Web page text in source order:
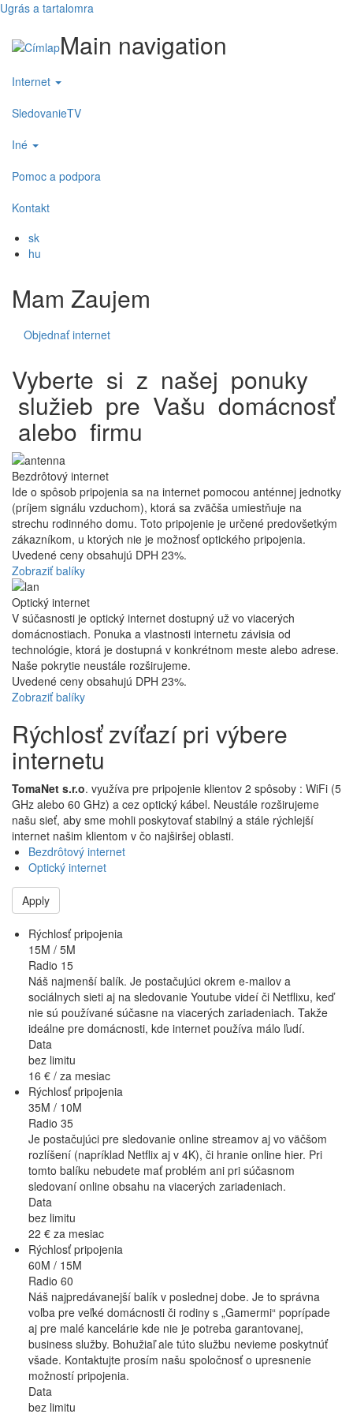
Ugrás a tartalomra
Main navigation
Internet
SledovanieTV
Iné
Pomoc a podpora
Kontakt
sk
hu
Mam Zaujem
Objednať internet
Vyberte si z našej ponuky
služieb pre Vašu domácnosť
alebo firmu
Kép
Bezdrôtový internet
Ide o spôsob pripojenia sa na internet pomocou anténnej jednotky
(príjem signálu vzduchom), ktorá sa zväčša umiestňuje na
strechu rodinného domu. Toto pripojenie je určené predovšetkým
zákazníkom, u ktorých nie je možnosť optického pripojenia.
Uvedené ceny obsahujú DPH 23%.
Zobraziť balíky
Kép
Optický internet
V súčasnosti je optický internet dostupný už vo viacerých
domácnostiach. Ponuka a vlastnosti internetu závisia od
technológie, ktorá je dostupná v konkrétnom meste alebo adrese.
Naše pokrytie neustále rozširujeme.
Uvedené ceny obsahujú DPH 23%.
Zobraziť balíky
Rýchlosť zvíťazí pri výbere
internetu
TomaNet s.r.o. využíva pre pripojenie klientov 2 spôsoby : WiFi (5
GHz alebo 60 GHz) a cez optický kábel. Neustále rozširujeme
našu sieť, aby sme mohli poskytovať stabilný a stále rýchlejší
internet našim klientom v čo najširšej oblasti.
Bezdrôtový internet
Optický internet
Apply
Rýchlosť pripojenia
15M / 5M
Radio 15
Náš najmenší balík. Je postačujúci okrem e-mailov a
sociálnych sieti aj na sledovanie Youtube videí či Netflixu, keď
nie sú používané súčasne na viacerých zariadeniach. Takže
ideálne pre domácnosti, kde internet používa málo ľudí.
Data
bez limitu
16 € / za mesiac
Rýchlosť pripojenia
35M / 10M
Radio 35
Je postačujúci pre sledovanie online streamov aj vo väčšom
rozlíšení (napríklad Netflix aj v 4K), či hranie online hier. Pri
tomto balíku nebudete mať problém ani pri súčasnom
sledovaní online obsahu na viacerých zariadeniach.
Data
bez limitu
22 € za mesiac
Rýchlosť pripojenia
60M / 15M
Radio 60
Náš najpredávanejší balík v poslednej dobe. Je to správna
voľba pre veľké domácnosti či rodiny s „Gamermi“ poprípade
aj pre malé kancelárie kde nie je potreba garantovanej,
business služby. Bohužiaľ ale túto službu nevieme poskytnúť
všade. Kontaktujte prosím našu spoločnosť o upresnenie
možností pripojenia.
Data
bez limitu